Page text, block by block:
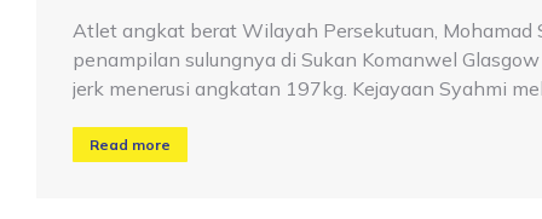
Atlet angkat berat Wilayah Persekutuan,
penampilan sulungnya di Sukan Komanwel
jerk menerusi angkatan 197kg. Kejayaan Syahmi
Read more